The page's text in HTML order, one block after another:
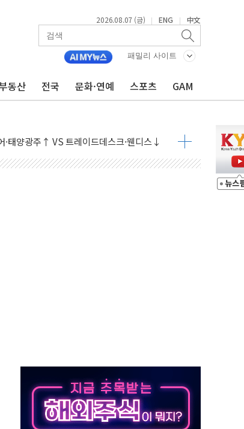
2026.08.07 (금) | ENG | 中文
패밀리 사이트
동산 전국 문화·연예 스포츠 GAM
상 기대 후퇴
끝까지 찾겠다"
중 완화 전환점"
적 공급 확대·속도전 총력"
…여의도 1.6배 규모
낙폭 커
시 '정책 엇박자'
쟁 치열